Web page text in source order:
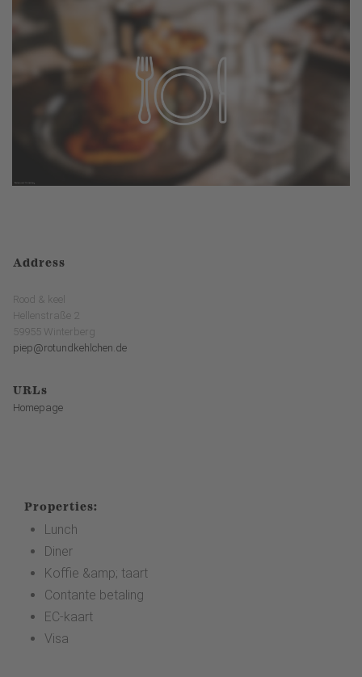
Address
Rood & keel
Hellenstraße 2
59955 Winterberg
piep@rotundkehlchen.de
URLs
Homepage
Properties:
Lunch
Diner
Koffie &amp; taart
Contante betaling
EC-kaart
Visa